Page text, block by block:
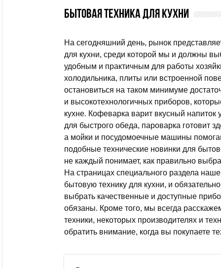
Бытовая техника для кухни
На сегодняшний день, рынок
для кухни, среди которой мы и должны
удобным и практичным для работы
холодильника, плиты или встроенной
остановиться на таком минимуме
и высокотехнологичных приборов,
кухне. Кофеварка варит вкусный
для быстрого обеда, пароварка готовит
а мойки и посудомоечные машины
подобные технические новинки для
не каждый понимает, как правильно
На страницах специального раздела
бытовую технику для кухни, и
выбрать качественные и доступные
обязаны. Кроме того, мы всегда
техники, некоторых производителях и
обратить внимание, когда вы покупаете